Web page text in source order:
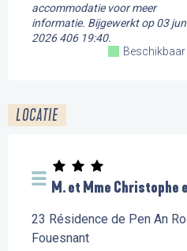
accommodatie voor meer
informatie. Bijgewerkt op03
2026 406 19:40.
Beschikbaar
LOCATIE
M. et Mme Christophe
23 Résidence de Pen An
Fouesnant